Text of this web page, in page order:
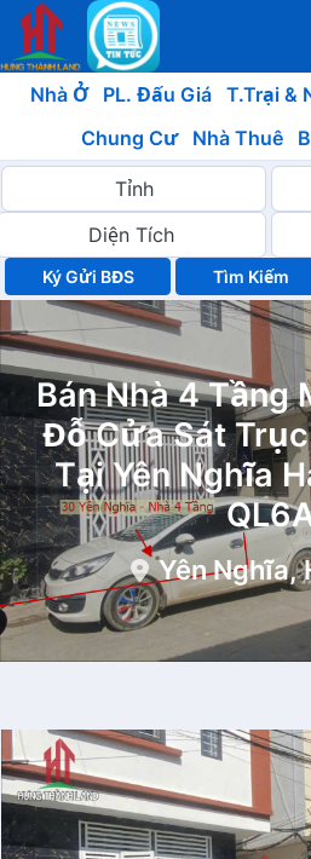
Nhà Ở PL. Đấu Giá T.Trại &
Chung Cư
Nhà Thuê
Ký Gửi BĐS
Bán Nhà 4 Tầng
Đỗ Cửa Sát
Tại Yên Nghĩa
Yên Nghĩa,